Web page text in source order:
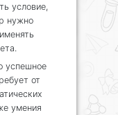
условие,
нужно
успешное
от
умения